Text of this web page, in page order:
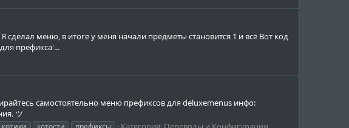
меню, в итоге у меня начали предметы становится 1 и всё Вот код
префикса'...
самостоятельно меню префиксов для deluxemenus инфо:
ツ